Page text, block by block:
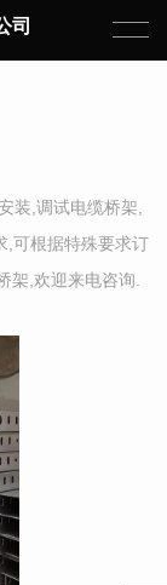
司
装,调试电缆桥架,
,可根据特殊要求订
架,欢迎来电咨询.